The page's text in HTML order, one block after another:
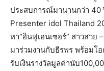
ประสบการณ์มานานกว่า 40
Presenter idol Thailand
หา“อินฟูเอนเซอร์” สาวสว
มาร่วมงานกับธีรพร พร้อมโ
รับเงินรางวัลมูลค่านับ